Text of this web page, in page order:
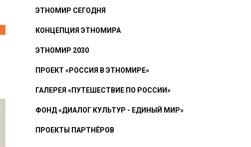
ЭТНОМИР СЕГОДНЯ
КОНЦЕПЦИЯ ЭТНОМИРА
ЭТНОМИР 2030
ПРОЕКТ «РОССИЯ В ЭТНОМИРЕ»
ГАЛЕРЕЯ «ПУТЕШЕСТВИЕ ПО РОССИИ»
ФОНД «ДИАЛОГ КУЛЬТУР - ЕДИНЫЙ МИР»
ПРОЕКТЫ ПАРТНЁРОВ